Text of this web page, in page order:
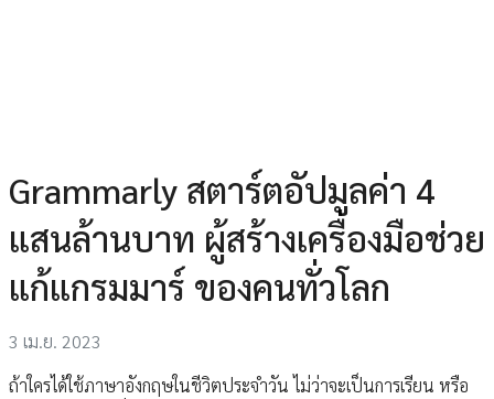
Grammarly สตาร์ตอัปมูลค่า 4
แสนล้านบาท ผู้สร้างเครื่องมือช่วย
แก้แกรมมาร์ ของคนทั่วโลก
3 เม.ย. 2023
ถ้าใครได้ใช้ภาษาอังกฤษในชีวิตประจำวัน ไม่ว่าจะเป็นการเรียน หรือ